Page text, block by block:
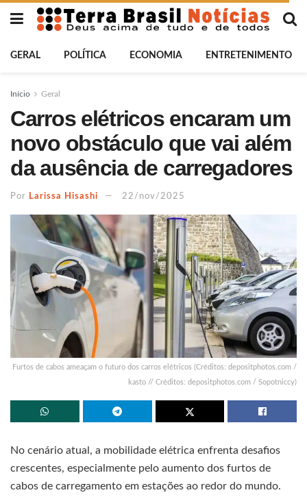
GERAL POLÍTICA ECONOMIA ENTRETENIMENTO
Início Geral
Carros elétricos encaram um
novo obstáculo que vai além
da ausência de carregadores
Por Larissa Hisashi 22/nov/2025
Furtos de cabos ameaçam o futuro dos carros elétricos (Créditos: depositphotos.com /
kasto // Créditos: depositphotos.com / Sopotniccy)
No cenário atual, a mobilidade elétrica enfrenta desafios
crescentes, especialmente pelo aumento dos furtos de
cabos de carregamento em estações ao redor do mundo.